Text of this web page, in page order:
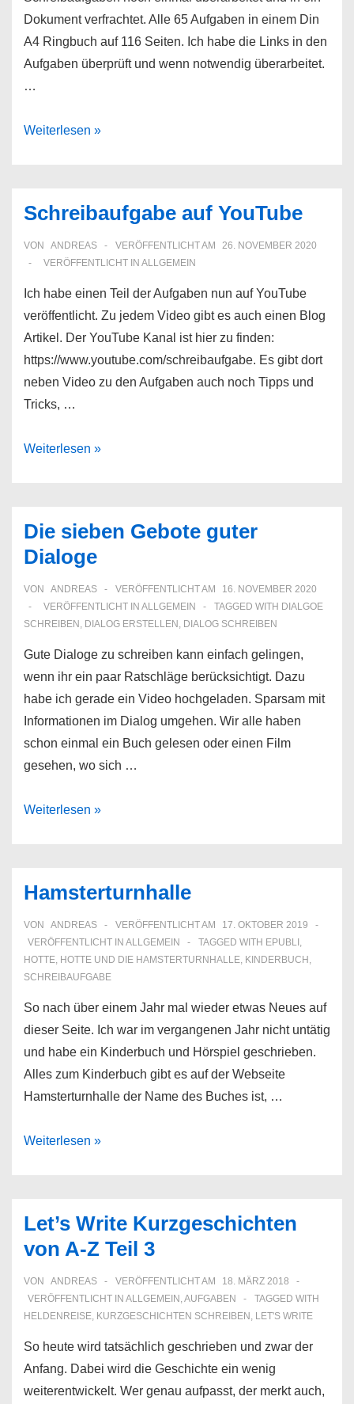
Dokument verfrachtet. Alle 65 Aufgaben in einem Din
A4 Ringbuch auf 116 Seiten. Ich habe die Links in den
Aufgaben überprüft und wenn notwendig überarbeitet.
…
Alle
haben
Weiterlesen »
Schreibaufgabe auf YouTube
VON ANDREAS VERÖFFENTLICHT AM
26. NOVEMBER 2020
VERÖFFENTLICHT IN ALLGEMEIN
Ich habe einen Teil der Aufgaben nun auf YouTube
veröffentlicht. Zu jedem Video gibt es auch einen Blog
Artikel. Der YouTube Kanal ist hier zu finden:
https://www.youtube.com/schreibaufgabe. Es gibt dort
neben Video zu den Aufgaben auch noch Tipps und
Tricks, …
Schreibaufgabe
Weiterlesen »
Die sieben Gebote guter
Dialoge
VON ANDREAS VERÖFFENTLICHT AM
16. NOVEMBER 2020
VERÖFFENTLICHT IN ALLGEMEIN TAGGED WITH DIALGOE
SCHREIBEN DIALOG ERSTELLEN DIALOG SCHREIBEN
Gute Dialoge zu schreiben kann einfach gelingen,
wenn ihr ein paar Ratschläge berücksichtigt. Dazu
habe ich gerade ein Video hochgeladen. Sparsam mit
Informationen im Dialog umgehen. Wir alle haben
schon einmal ein Buch gelesen oder einen Film
gesehen, wo sich …
Die
Dialoge
Weiterlesen »
Hamsterturnhalle
VON ANDREAS VERÖFFENTLICHT AM
17. OKTOBER 2019
VERÖFFENTLICHT IN ALLGEMEIN TAGGED WITH EPUBLI
HOTTE HOTTE UND DIE HAMSTERTURNHALLE KINDERBUCH
SCHREIBAUFGABE
So nach über einem Jahr mal wieder etwas Neues auf
dieser Seite. Ich war im vergangenen Jahr nicht untätig
und habe ein Kinderbuch und Hörspiel geschrieben.
Alles zum Kinderbuch gibt es auf der Webseite
Hamsterturnhalle der Name des Buches ist, …
Hamsterturnhalle
Weiterlesen »
Let’s Write Kurzgeschichten
von A-Z Teil 3
VON ANDREAS VERÖFFENTLICHT AM
18. MÄRZ 2018
VERÖFFENTLICHT IN ALLGEMEIN AUFGABEN
TAGGED WITH
HELDENREISE KURZGESCHICHTEN SCHREIBEN LET'S WRITE
So heute wird tatsächlich geschrieben und zwar der
Anfang. Dabei wird die Geschichte ein wenig
weiterentwickelt. Wer genau aufpasst, der merkt auch,